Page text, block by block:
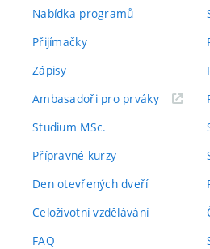
Nabídka programů
Přijímačky
Zápisy
Ambasadoři pro prváky(externí
Studium MSc.
Přípravné kurzy
Den otevřených dveří
Celoživotní vzdělávání
FAQ